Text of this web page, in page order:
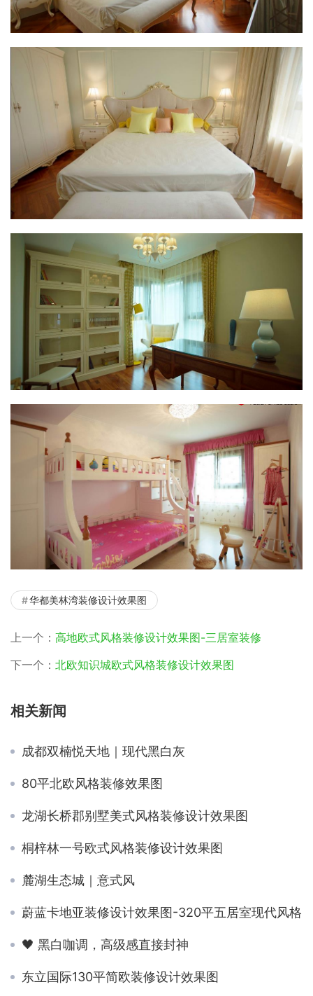
华都美林湾装修设计效果图
上一个： 高地欧式风格装修设计效果图-三居室装修
下一个： 北欧知识城欧式风格装修设计效果图
相关新闻
成都双楠悦天地｜现代黑白灰
80平北欧风格装修效果图
龙湖长桥郡别墅美式风格装修设计效果图
桐梓林一号欧式风格装修设计效果图
麓湖生态城｜意式风
蔚蓝卡地亚装修设计效果图-320平五居室现代风格
🖤 黑白咖调，高级感直接封神
东立国际130平简欧装修设计效果图